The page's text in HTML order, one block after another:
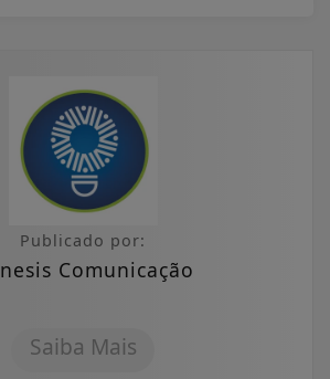
Publicado por:
Comunicação
Saiba Mais